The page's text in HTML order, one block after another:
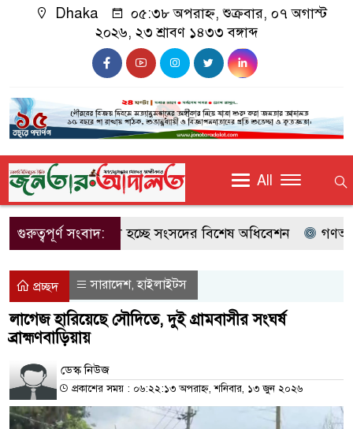
Dhaka
০৫:৩৮ অপরাহ্ন, শুক্রবার, ০৭ অগাস্ট
২০২৬, ২৩ শ্রাবণ ১৪৩৩ বঙ্গাব্দ
All
গুরুত্বপূর্ণ সংবাদ:ডাকা হচ্ছে সংসদের বিশেষ অধিবেশন
প্রচ্ছদ সারাদেশ,হাইলাইটস
লাগেজ হারিয়েছে সৌদিতে, দুই গ্রামবাসীর সংঘর্ষ
ব্রাহ্মণবাড়িয়ায়
ডেস্ক নিউজ
প্রকাশের সময় : ০৬:২২:১৩ অপরাহ্ন, শনিবার, ১৩ জুন ২০২৬